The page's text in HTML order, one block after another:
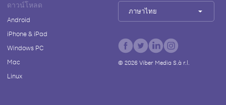
ดาวน์โหลด
Android
iPhone & iPad
Windows PC
Mac
Linux
ภาษาไทย
© 2026Viber Media S.à r.l.